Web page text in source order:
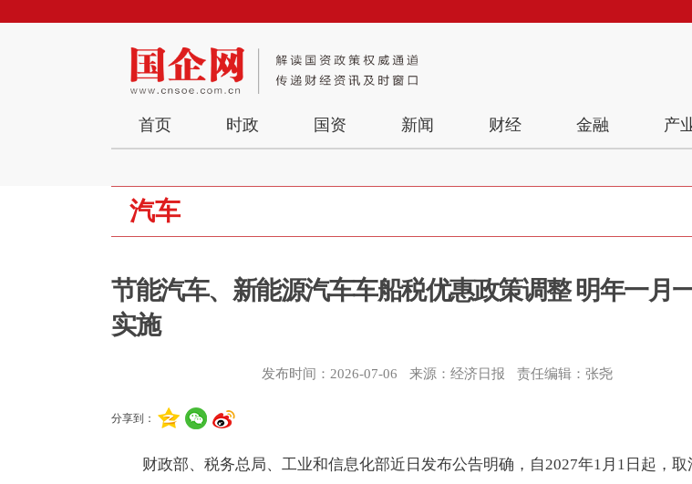
首页 时政 国资 新闻 财经 金融 产
汽车
节能汽车、新能源汽车车船税优惠政策调整 明年一月
实施
发布时间：2026-07-06 来源：经济日报 责任编辑：张尧
分享到：
财政部、税务总局、工业和信息化部近日发布公告明确，自2027年1月1日起，取